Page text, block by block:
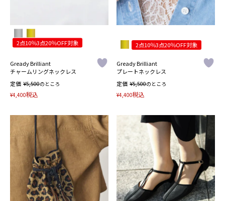
2点10％3点20％OFF対象
Gready Brilliant
チャームリングネックレス
定価 ¥5,500のところ
¥4,400税込
2点10％3点20％OFF対象
Gready Brilliant
プレートネックレス
定価 ¥5,500のところ
¥4,400税込